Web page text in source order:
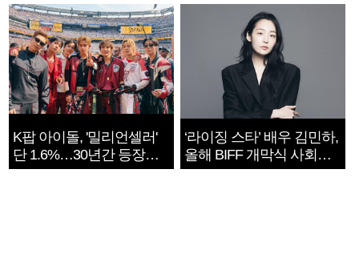
K팝 아이돌, '밀리언셀러'
단 1.6%…30년간 등장
1182개팀 전수조사
‘라이징 스타’ 배우 김민하,
올해 BIFF 개막식 사회자
확정